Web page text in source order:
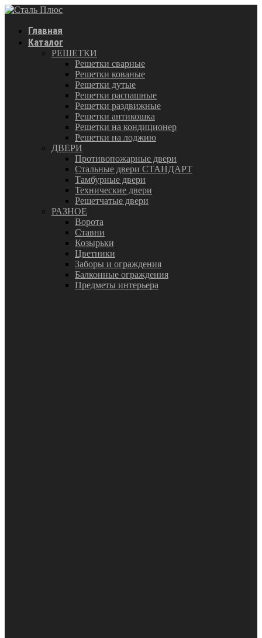
Главная
Каталог
РЕШЕТКИ
Решетки сварные
Решетки кованые
Решетки дутые
Решетки распашные
Решетки раздвижные
Решетки антикошка
Решетки на кондиционер
Решетки на лоджию
ДВЕРИ
Противопожарные двери
Стальные двери СТАНДАРТ
Тамбурные двери
Технические двери
Решетчатые двери
РАЗНОЕ
Ворота
Ставни
Козырьки
Цветники
Заборы и ограждения
Балконные ограждения
Предметы интерьера